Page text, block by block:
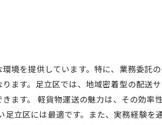
境を提供しています。特に、業務委託
ます。足立区では、地域密着型の配送
ます。 軽貨物運送の魅力は、その効率
足立区には最適です。また、実務経験